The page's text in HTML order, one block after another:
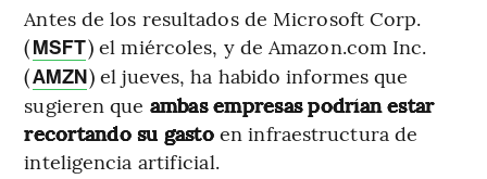
Antes de los resultados de Microsoft Corp.
(MSFT) el miércoles, y de Amazon.com Inc.
(AMZN) el jueves, ha habido informes que
sugieren que ambas empresas podrían estar
recortando su gastoen infraestructura de
inteligencia artificial.